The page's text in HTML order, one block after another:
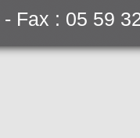
Fax : 05 59